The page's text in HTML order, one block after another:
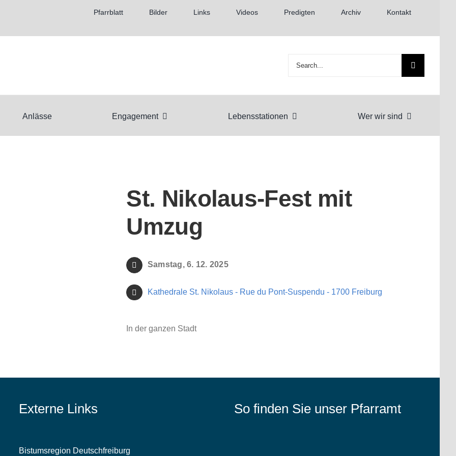
Pfarrblatt Bilder Links Videos Predigten Archiv Kontakt
Suche
Anlässe Engagement Lebensstationen Wer wir sind
St. Nikolaus-Fest mit
Umzug
Samstag, 6. 12. 2025
Kathedrale St. Nikolaus - Rue du Pont-Suspendu - 1700 Freiburg
In der ganzen Stadt
Externe Links
Bistumsregion Deutschfreiburg
So finden Sie unser Pfarramt